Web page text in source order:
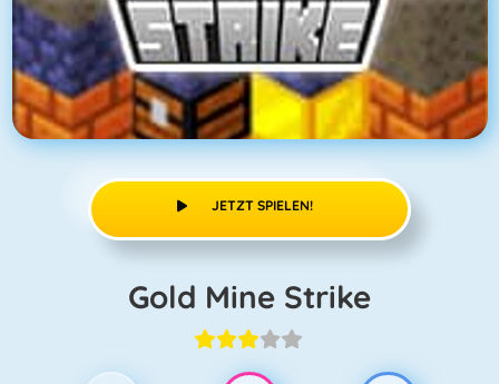
JETZT SPIELEN!
Gold Mine Strike